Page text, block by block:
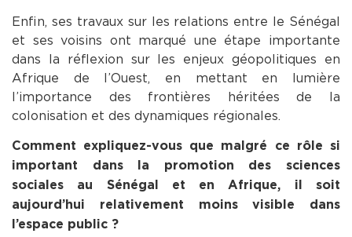
Enfin, ses travaux sur les relations entre le Sénégal
et ses voisins ont marqué une étape importante
dans la réflexion sur les enjeux géopolitiques en
Afrique de l’Ouest, en mettant en lumière
l’importance des frontières héritées de la
colonisation et des dynamiques régionales.
Comment expliquez-vous que malgré ce rôle si
important dans la promotion des sciences
sociales au Sénégal et en Afrique, il soit
aujourd’hui relativement moins visible dans
l’espace public ?